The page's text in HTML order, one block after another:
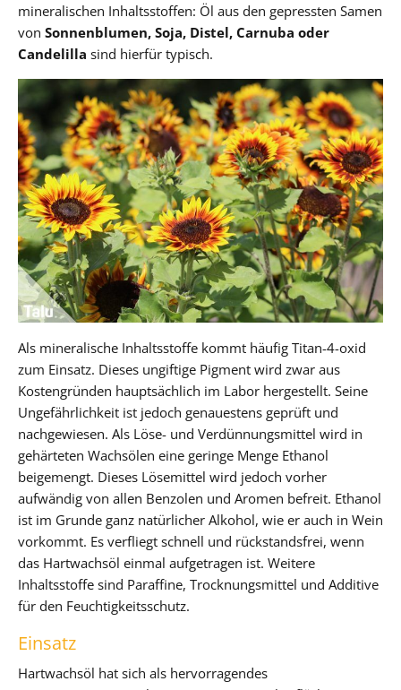
mineralischen Inhaltsstoffen: Öl aus den gepressten Samen
von Sonnenblumen, Soja, Distel, Carnuba oder
Candelilla sind hierfür typisch.
Als mineralische Inhaltsstoffe kommt häufig Titan-4-oxid
zum Einsatz. Dieses ungiftige Pigment wird zwar aus
Kostengründen hauptsächlich im Labor hergestellt. Seine
Ungefährlichkeit ist jedoch genauestens geprüft und
nachgewiesen. Als Löse- und Verdünnungsmittel wird in
gehärteten Wachsölen eine geringe Menge Ethanol
beigemengt. Dieses Lösemittel wird jedoch vorher
aufwändig von allen Benzolen und Aromen befreit. Ethanol
ist im Grunde ganz natürlicher Alkohol, wie er auch in Wein
vorkommt. Es verfliegt schnell und rückstandsfrei, wenn
das Hartwachsöl einmal aufgetragen ist. Weitere
Inhaltsstoffe sind Paraffine, Trocknungsmittel und Additive
für den Feuchtigkeitsschutz.
Einsatz
Hartwachsöl hat sich als hervorragendes